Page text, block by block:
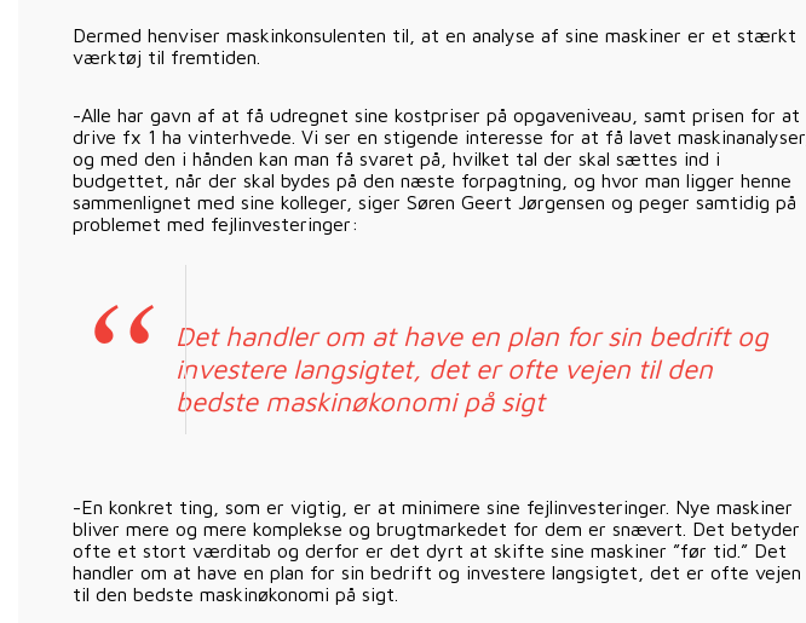
Dermed henviser maskinkonsulenten til, at en analyse af sine maskiner er et stærkt
værktøj til fremtiden.
-Alle har gavn af at få udregnet sine kostpriser på opgaveniveau, samt prisen for at
drive fx 1 ha vinterhvede. Vi ser en stigende interesse for at få lavet maskinanalyser,
og med den i hånden kan man få svaret på, hvilket tal der skal sættes ind i
budgettet, når der skal bydes på den næste forpagtning, og hvor man ligger henne
sammenlignet med sine kolleger, siger Søren Geert Jørgensen og peger samtidig på
problemet med fejlinvesteringer:
Det handler om at have en plan for sin bedrift og
investere langsigtet, det er ofte vejen til den
bedste maskinøkonomi på sigt
-En konkret ting, som er vigtig, er at minimere sine fejlinvesteringer. Nye maskiner
bliver mere og mere komplekse og brugtmarkedet for dem er snævert. Det betyder
ofte et stort værditab og derfor er det dyrt at skifte sine maskiner ”før tid.” Det
handler om at have en plan for sin bedrift og investere langsigtet, det er ofte vejen
til den bedste maskinøkonomi på sigt.